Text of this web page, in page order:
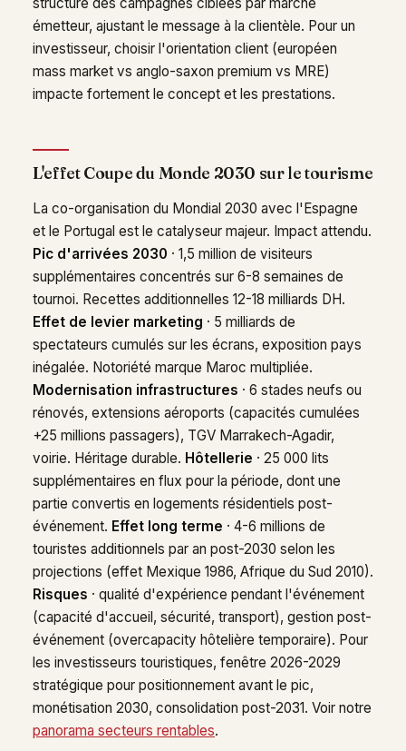
émetteur, ajustant le message à la clientèle. Pour un
investisseur, choisir l'orientation client (européen
mass market vs anglo-saxon premium vs MRE)
impacte fortement le concept et les prestations.
L'effet Coupe du Monde 2030 sur le tourisme
La co-organisation du Mondial 2030 avec l'Espagne
et le Portugal est le catalyseur majeur. Impact attendu.
Pic d'arrivées 2030 · 1,5 million de visiteurs
supplémentaires concentrés sur 6-8 semaines de
tournoi. Recettes additionnelles 12-18 milliards DH.
Effet de levier marketing · 5 milliards de
spectateurs cumulés sur les écrans, exposition pays
inégalée. Notoriété marque Maroc multipliée.
Modernisation infrastructures · 6 stades neufs ou
rénovés, extensions aéroports (capacités cumulées
+25 millions passagers), TGV Marrakech-Agadir,
voirie. Héritage durable. Hôtellerie · 25 000 lits
supplémentaires en flux pour la période, dont une
partie convertis en logements résidentiels post-
événement. Effet long terme · 4-6 millions de
touristes additionnels par an post-2030 selon les
projections (effet Mexique 1986, Afrique du Sud 2010).
Risques · qualité d'expérience pendant l'événement
(capacité d'accueil, sécurité, transport), gestion post-
événement (overcapacity hôtelière temporaire). Pour
les investisseurs touristiques, fenêtre 2026-2029
stratégique pour positionnement avant le pic,
monétisation 2030, consolidation post-2031. Voir notre
panorama secteurs rentables.